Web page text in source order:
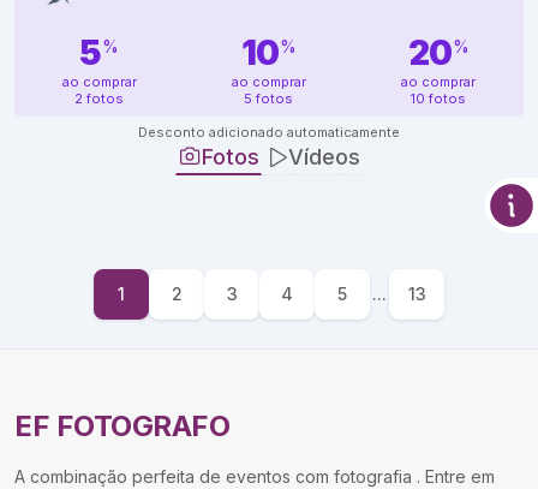
5%
ao comprar
2 fotos
10%
ao comprar
5 fotos
20%
ao comprar
10 fotos
Desconto adicionado automaticamente
Fotos Vídeos
1 2 3 4 5 ... 13
EF FOTOGRAFO
A combinação perfeita de eventos com fotografia . Entre em